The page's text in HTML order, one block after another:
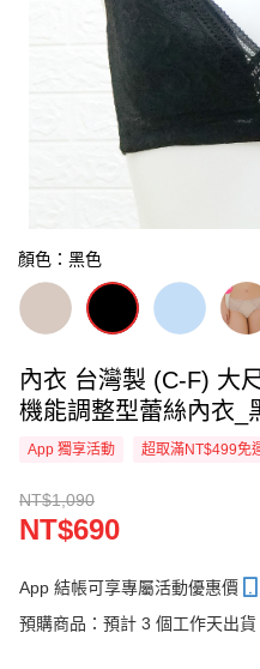
顏色：黑色
內衣 台灣製 (C-F) 大
機能調整型蕾絲內衣_
App 獨享活動 超取滿NT$499免
NT$1,090
NT$690
App 結帳可享專屬活動優惠價
預購商品：預計 3 個工作天出貨